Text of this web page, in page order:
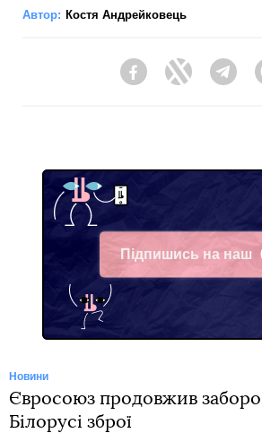
Автор: Костя Андрейковець
FacebookTwitter
Підпишись на наш
Facebook
Новини
Євросоюз продовжив
Білорусі зброї